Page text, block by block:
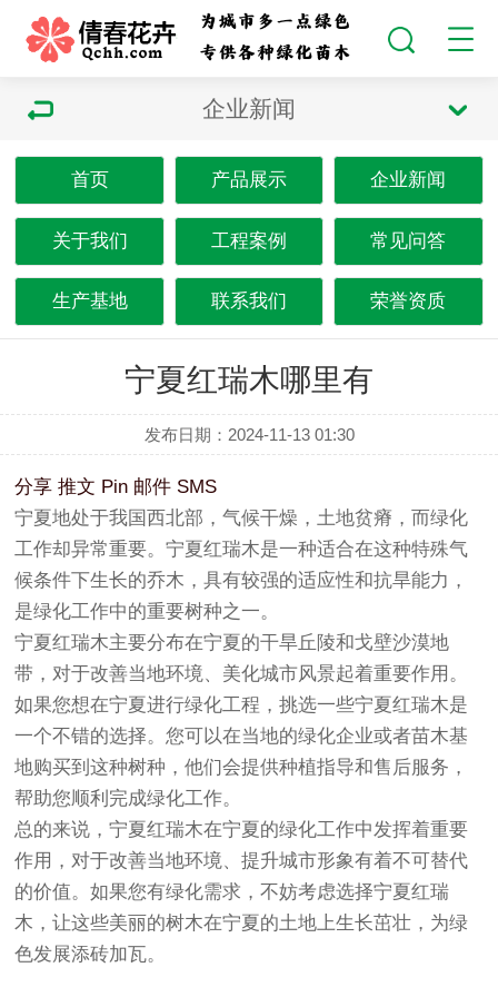
企业新闻
首页 产品展示 企业新闻
关于我们 工程案例 常见问答
生产基地 联系我们 荣誉资质
宁夏红瑞木哪里有
发布日期：2024-11-13 01:30
分享 推文 Pin 邮件 SMS
宁夏地处于我国西北部，气候干燥，土地贫瘠，而绿化
工作却异常重要。宁夏红瑞木是一种适合在这种特殊气
候条件下生长的乔木，具有较强的适应性和抗旱能力，
是绿化工作中的重要树种之一。
宁夏红瑞木主要分布在宁夏的干旱丘陵和戈壁沙漠地
带，对于改善当地环境、美化城市风景起着重要作用。
如果您想在宁夏进行绿化工程，挑选一些宁夏红瑞木是
一个不错的选择。您可以在当地的绿化企业或者苗木基
地购买到这种树种，他们会提供种植指导和售后服务，
帮助您顺利完成绿化工作。
总的来说，宁夏红瑞木在宁夏的绿化工作中发挥着重要
作用，对于改善当地环境、提升城市形象有着不可替代
的价值。如果您有绿化需求，不妨考虑选择宁夏红瑞
木，让这些美丽的树木在宁夏的土地上生长茁壮，为绿
色发展添砖加瓦。